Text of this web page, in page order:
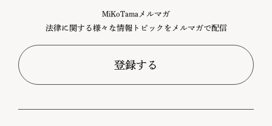
MiKoTamaメルマガ
法律に関する様々な情報トピックをメルマガで配信
登録する